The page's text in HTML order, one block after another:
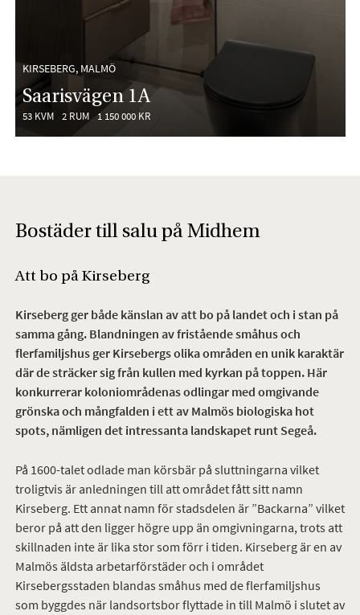
KIRSEBERG, MALMÖ
Saarisvägen 1A
53 KVM 2 RUM 1 150 000 KR
Bostäder till salu på Midhem
Att bo på Kirseberg
Kirseberg ger både känslan av att bo på landet och i stan på
samma gång. Blandningen av fristående småhus och
flerfamiljshus ger Kirsebergs olika områden en unik karaktär
där de sträcker sig från kullen med kyrkan på toppen. Här
konkurrerar koloniområdenas odlingar med omgivande
grönska och mångfalden i ett av Malmös biologiska hot
spots, nämligen det intressanta landskapet runt Segeå.
På 1600-talet odlade man körsbär på sluttningarna vilket
troligtvis är anledningen till att området fått sitt namn
Kirseberg. Ett annat namn för stadsdelen är ”Backarna” vilket
beror på att den ligger högre upp än omgivningarna, trots att
skillnaden inte är lika stor som förr i tiden. Kirseberg är en av
Malmös äldsta arbetarförstäder och i området
Kirsebergsstaden blandas småhus med de flerfamiljshus
som byggdes när landsortsbor flyttade in till Malmö i slutet av